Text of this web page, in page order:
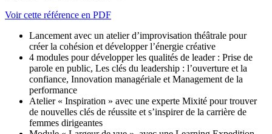
Voir cette référence en PDF
Lancement avec un atelier d’improvisation théâtrale pour
créer la cohésion et développer l’énergie créative
4 modules pour développer les qualités de leader : Prise de
parole en public, Les clés du leadership : l’ouverture et la
confiance, Innovation managériale et Management de la
performance
Atelier « Inspiration » avec une experte Mixité pour trouver
de nouvelles clés de réussite et s’inspirer de la carrière de
femmes dirigeantes